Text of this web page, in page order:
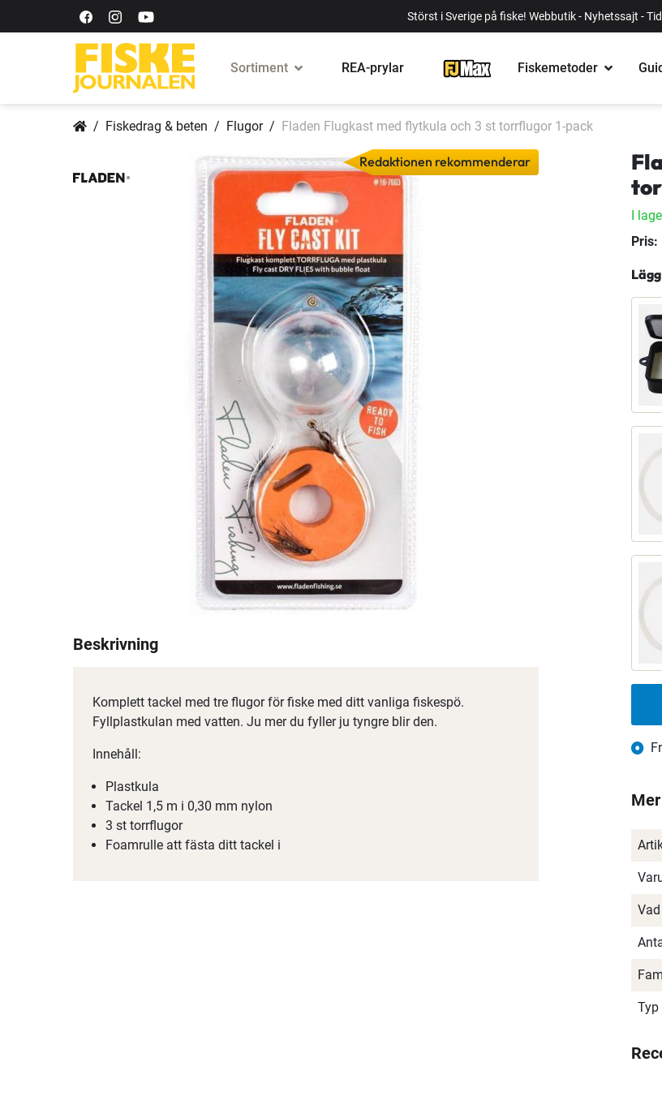
Störst i Sverige på fiske! Webbutik - Nyhetssajt -
Sortiment REA-prylar Fiskemetoder
Fiskedrag & beten Flugor Fladen Flugkast med flytkula och 3 st torrflugor 1-pack
Redaktionen rekommenderar
Beskrivning
Komplett tackel med tre flugor för fiske med ditt vanliga fiskespö.
Fyllplastkulan med vatten. Ju mer du fyller ju tyngre blir den.
Innehåll:
Plastkula
Tackel 1,5 m i 0,30 mm nylon
3 st torrflugor
Foamrulle att fästa ditt tackel i
I
Pris:
Typ